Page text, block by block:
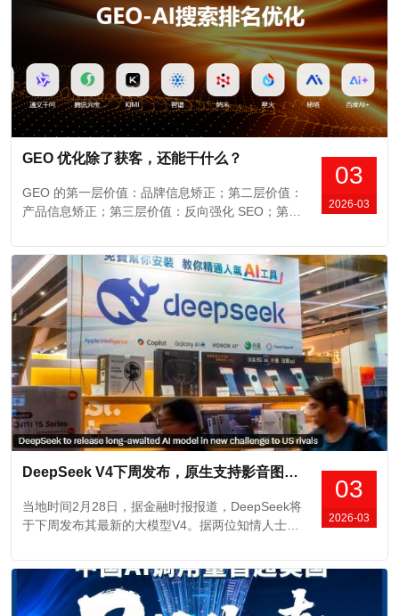
03
2026-03
GEO 优化除了获客，还能干什么？
GEO 的第一层价值：品牌信息矫正；第二层价值：
产品信息矫正；第三层价值：反向强化 SEO；第四
03
2026-03
DeepSeek V4下周发布，原生支持影音图文生成
当地时间2月28日，据金融时报报道，DeepSeek将
于下周发布其最新的大模型V4。据两位知情人士透
1 推理模型以来的首个重大版本更新，有望进一步
填补国内低成本、开源模型的市场需求。在硬件适